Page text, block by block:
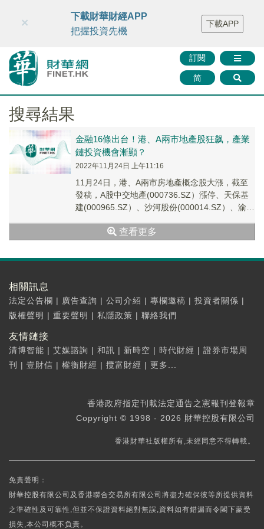
財華智庫網 FINTV FINMETA 財華證券 媒體矩陣
智庫沙龍
聯絡我們
訂閱
简
×
下載財華財經APP
把握投資先機
下載APP
搜尋結果
金融16條出台！港、A兩市地產股狂飙，產業
鏈投資機會漸顯？
2022年11月24日 上午11:16
11月24日，港、A兩市房地產概念股大漲，截至
發稿，A股中交地產(000736.SZ）漲停、天保基
建(000965.SZ）、沙河股份(000014.SZ）、渝開
查看更多
相關訊息
法定公告欄 | 廣告查詢 | 公司介紹 | 專欄邀稿 | 投資者關係 |
版權聲明 | 重要聲明 | 私隱政策 | 聯絡我們
友情鏈接
清博智能 | 艾媒諮詢 | 和訊 | 新時空 | 時代財經 | 證券市場周
刊
| 壹財信 | 權衡財經 | 攬富財經 | 更多...
香港政府指定刊載法定通告之憲報刊登報章
Copyright © 1998 - 2026 財華控股有限公司
香港財華社版權所有,未經同意不得轉載。
免責聲明：
財華控股有限公司及香港聯合交易所有限公司將盡力確保彼等所提供資料
之準確性及可靠性,但並不保證資料絕對無誤,資料如有錯漏而令閣下蒙受
損失,本公司概不負責。